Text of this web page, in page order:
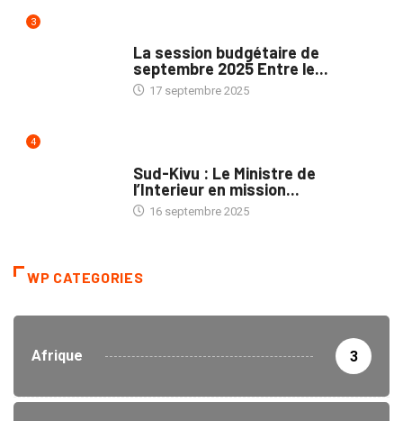
3
La session budgétaire de
septembre 2025 Entre le...
17 septembre 2025
4
Sud-Kivu : Le Ministre de
l’Interieur en mission...
16 septembre 2025
WP CATEGORIES
Afrique 3